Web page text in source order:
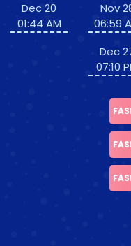
Dec 20
01:44 AM
Nov
06:59
Dec
07:10